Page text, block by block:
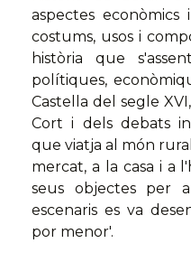
aspectes
costums, usos i
història que
polítiques,
Castella del segle
Cort i dels debats
que viatja al món
mercat, a la casa i a
seus objectes per
escenaris es va
por menor'.